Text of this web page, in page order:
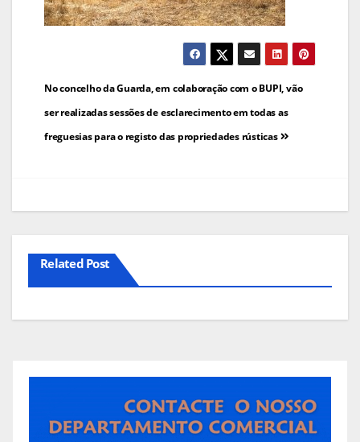
Navegação
de
artigos
No concelho da Guarda, em colaboração com o BUPI, vão
ser realizadas sessões de esclarecimento em todas as
freguesias para o registo das propriedades rústicas
Related Post